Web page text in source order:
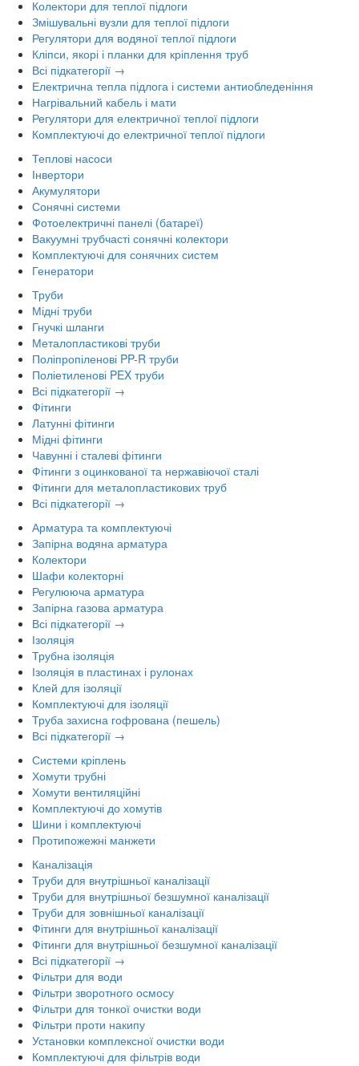
Колектори для теплої підлоги
Змішувальні вузли для теплої підлоги
Регулятори для водяної теплої підлоги
Кліпси, якорі і планки для кріплення труб
Всі підкатегорії →
Електрична тепла підлога і системи антиобледеніння
Нагрівальний кабель і мати
Регулятори для електричної теплої підлоги
Комплектуючі до електричної теплої підлоги
Теплові насоси
Інвертори
Акумулятори
Сонячні системи
Фотоелектричні панелі (батареї)
Вакуумні трубчасті сонячні колектори
Комплектуючі для сонячних систем
Генератори
Труби
Мідні труби
Гнучкі шланги
Металопластикові труби
Поліпропіленові PP-R труби
Поліетиленові PEX труби
Всі підкатегорії →
Фітинги
Латунні фітинги
Мідні фітинги
Чавунні і сталеві фітинги
Фітинги з оцинкованої та нержавіючої сталі
Фітинги для металопластикових труб
Всі підкатегорії →
Арматура та комплектуючі
Запірна водяна арматура
Колектори
Шафи колекторні
Регулююча арматура
Запірна газова арматура
Всі підкатегорії →
Ізоляція
Трубна ізоляція
Ізоляція в пластинах і рулонах
Клей для ізоляції
Комплектуючі для ізоляції
Труба захисна гофрована (пешель)
Всі підкатегорії →
Системи кріплень
Хомути трубні
Хомути вентиляційні
Комплектуючі до хомутів
Шини і комплектуючі
Протипожежні манжети
Каналізація
Труби для внутрішньої каналізації
Труби для внутрішньої безшумної каналізації
Труби для зовнішньої каналізації
Фітинги для внутрішньої каналізації
Фітинги для внутрішньої безшумної каналізації
Всі підкатегорії →
Фільтри для води
Фільтри зворотного осмосу
Фільтри для тонкої очистки води
Фільтри проти накипу
Установки комплексної очистки води
Комплектуючі для фільтрів води